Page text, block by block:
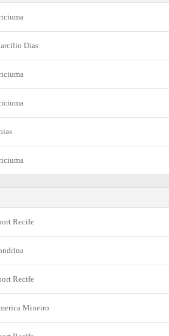
Dias
Recife
Recife
Mineiro